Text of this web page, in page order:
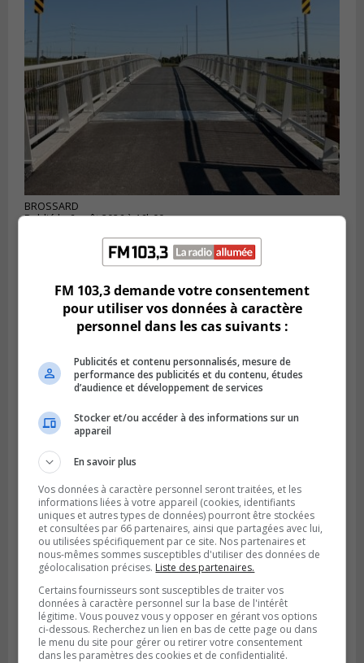
BROSSARD
Publié le 6 août 2026 à 16h00
Champlain est ouverte
BOUCHERVILLE
Le tube nord du pont-tunnel Louis-
Hippolyte-La Fontaine se dote d’une
nouvelle chaussée
FM 103,3 demande votre consentement
pour utiliser vos données à caractère
personnel dans les cas suivants :
Publicités et contenu personnalisés, mesure de
performance des publicités et du contenu, études
d’audience et développement de services
Stocker et/ou accéder à des informations sur un
appareil
En savoir plus
Vos données à caractère personnel seront traitées, et les
informations liées à votre appareil (cookies, identifiants
uniques et autres types de données) pourront être stockées
et consultées par 66 partenaires, ainsi que partagées avec lui,
ou utilisées spécifiquement par ce site. Nos partenaires et
nous-mêmes sommes susceptibles d'utiliser des données de
géolocalisation précises. Liste des partenaires.
Certains fournisseurs sont susceptibles de traiter vos
données à caractère personnel sur la base de l'intérêt
légitime. Vous pouvez vous y opposer en gérant vos options
ci-dessous. Recherchez un lien en bas de cette page ou dans
le menu du site pour gérer ou retirer votre consentement
dans les paramètres des cookies et de confidentialité.